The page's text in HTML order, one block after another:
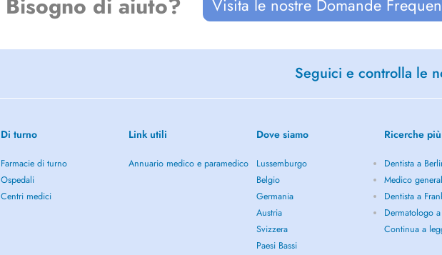
Visita le nostre Domande
Seguici e controlla le
Di turno
Farmacie di turno
Ospedali
Centri medici
Link utili
Annuario medico e paramedico
Dove siamo
Lussemburgo
Belgio
Germania
Austria
Svizzera
Paesi Bassi
Ricerche
Dentista a
Medico
Dentista a
Dermatologo
Continua a